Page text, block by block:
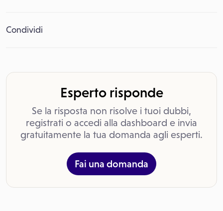
Condividi
Esperto risponde
Se la risposta non risolve i tuoi dubbi,
registrati o accedi alla dashboard e invia
gratuitamente la tua domanda agli esperti.
Fai una domanda